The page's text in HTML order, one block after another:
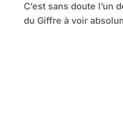
C’est sans doute l’un des sites de la Vallée
du Giffre à voir